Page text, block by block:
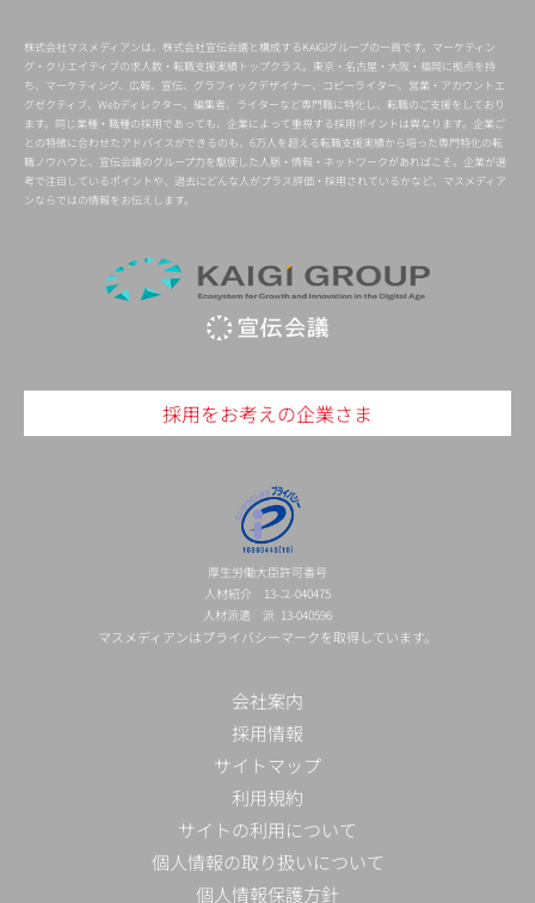
株式会社マスメディアンは、株式会社宣伝会議と構成するKAIGIグループの一員です。マーケティン
グ・クリエイティブの求人数・転職支援実績トップクラス。東京・名古屋・大阪・福岡に拠点を持
ち、マーケティング、広報、宣伝、グラフィックデザイナー、コピーライター、営業・アカウントエ
グゼクティブ、Webディレクター、編集者、ライターなど専門職に特化し、転職のご支援をしており
ます。同じ業種・職種の採用であっても、企業によって重視する採用ポイントは異なります。企業ご
との特徴に合わせたアドバイスができるのも、6万人を超える転職支援実績から培った専門特化の転
職ノウハウと、宣伝会議のグループ力を駆使した人脈・情報・ネットワークがあればこそ。企業が選
考で注目しているポイントや、過去にどんな人がプラス評価・採用されているかなど、マスメディア
ンならではの情報をお伝えします。
採用をお考えの企業さま
厚生労働大臣許可番号
人材紹介 13-ユ-040475
人材派遣 派 13-040596
マスメディアンはプライバシーマークを取得しています。
会社案内
採用情報
サイトマップ
利用規約
サイトの利用について
個人情報の取り扱いについて
個人情報保護方針